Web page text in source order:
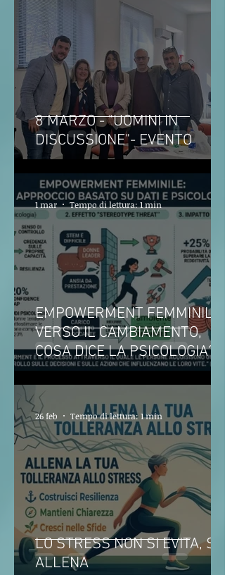
8 MARZO - "UOMINI IN
DISCUSSIONE"- EVENTO
EMPOWERMENT FEMMINILE
VERSO IL CAMBIAMENTO,
COSA DICE LA PSICOLOGIA?
1 mar Tempo di lettura: 1 min
LO STRESS NON SI EVITA, SI
ALLENA
26 feb Tempo di lettura: 1 min